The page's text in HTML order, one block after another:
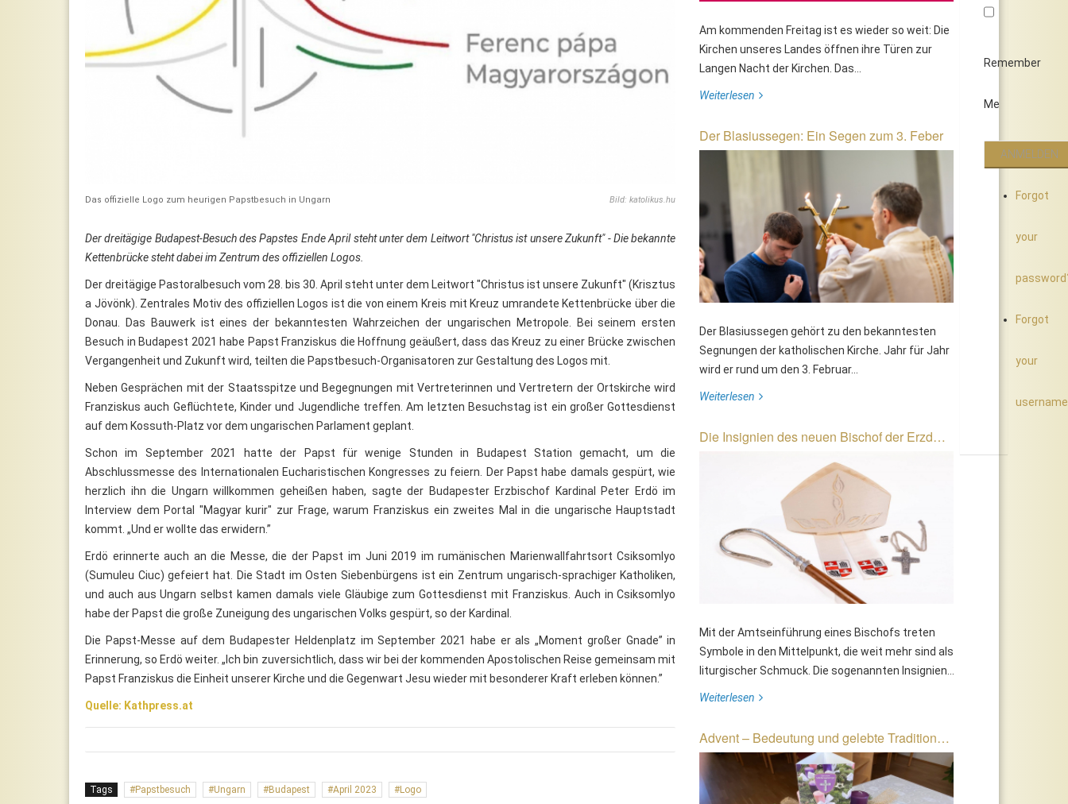
Remember
Me
Forgot
your
Forgot
your
Das offizielle Logo zum heurigen Papstbesuch in Ungarn Bild: katolikus.hu
Der dreitägige Budapest-Besuch des Papstes Ende April steht unter dem Leitwort "Christus ist unsere Zukunft" - Die bekannte
Kettenbrücke steht dabei im Zentrum des offiziellen Logos.
Der dreitägige Pastoralbesuch vom 28. bis 30. April steht unter dem Leitwort "Christus ist unsere Zukunft" (Krisztus
a Jövönk). Zentrales Motiv des offiziellen Logos ist die von einem Kreis mit Kreuz umrandete Kettenbrücke über die
Donau. Das Bauwerk ist eines der bekanntesten Wahrzeichen der ungarischen Metropole. Bei seinem ersten
Besuch in Budapest 2021 habe Papst Franziskus die Hoffnung geäußert, dass das Kreuz zu einer Brücke zwischen
Vergangenheit und Zukunft wird, teilten die Papstbesuch-Organisatoren zur Gestaltung des Logos mit.
Neben Gesprächen mit der Staatsspitze und Begegnungen mit Vertreterinnen und Vertretern der Ortskirche wird
Franziskus auch Geflüchtete, Kinder und Jugendliche treffen. Am letzten Besuchstag ist ein großer Gottesdienst
auf dem Kossuth-Platz vor dem ungarischen Parlament geplant.
Schon im September 2021 hatte der Papst für wenige Stunden in Budapest Station gemacht, um die
Abschlussmesse des Internationalen Eucharistischen Kongresses zu feiern. Der Papst habe damals gespürt, wie
herzlich ihn die Ungarn willkommen geheißen haben, sagte der Budapester Erzbischof Kardinal Peter Erdö im
Interview dem Portal "Magyar kurir" zur Frage, warum Franziskus ein zweites Mal in die ungarische Hauptstadt
kommt. „Und er wollte das erwidern.”
Erdö erinnerte auch an die Messe, die der Papst im Juni 2019 im rumänischen Marienwallfahrtsort Csiksomlyo
(Sumuleu Ciuc) gefeiert hat. Die Stadt im Osten Siebenbürgens ist ein Zentrum ungarisch-sprachiger Katholiken,
und auch aus Ungarn selbst kamen damals viele Gläubige zum Gottesdienst mit Franziskus. Auch in Csiksomlyo
habe der Papst die große Zuneigung des ungarischen Volks gespürt, so der Kardinal.
Die Papst-Messe auf dem Budapester Heldenplatz im September 2021 habe er als „Moment großer Gnade” in
Erinnerung, so Erdö weiter. „Ich bin zuversichtlich, dass wir bei der kommenden Apostolischen Reise gemeinsam mit
Papst Franziskus die Einheit unserer Kirche und die Gegenwart Jesu wieder mit besonderer Kraft erleben können.”
Quelle: Kathpress.at
Tags Papstbesuch Ungarn Budapest April 2023 Logo
Am kommenden Freitag ist es wieder so weit: Die
Kirchen unseres Landes öffnen ihre Türen zur
Langen Nacht der Kirchen. Das...
Weiterlesen
Der Blasiussegen: Ein Segen zum 3. Feber
Der Blasiussegen gehört zu den bekanntesten
Segnungen der katholischen Kirche. Jahr für Jahr
wird er rund um den 3. Februar...
Weiterlesen
Die Insignien des neuen Bischof der Erzd…
Mit der Amtseinführung eines Bischofs treten
Symbole in den Mittelpunkt, die weit mehr sind als
liturgischer Schmuck. Die sogenannten Insignien...
Weiterlesen
Advent – Bedeutung und gelebte Tradition…